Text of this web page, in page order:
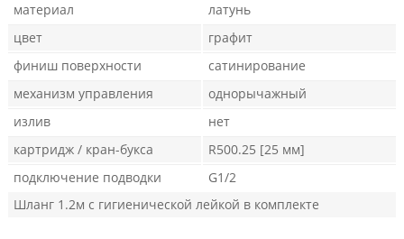
материал
латунь
цвет
графит
финиш поверхности
сатинирование
механизм управления
однорычажный
излив
нет
картридж / кран-букса
R500.25 [25 мм]
подключение подводки
G1/2
Шланг 1.2м с гигиенической лейкой в комплекте